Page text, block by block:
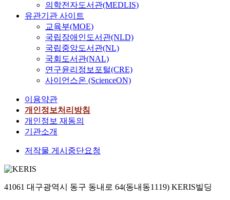
의학전자도서관(MEDLIS)
유관기관 사이트
교육부(MOE)
국립장애인도서관(NLD)
국립중앙도서관(NL)
국회도서관(NAL)
연구윤리정보포털(CRE)
사이언스온 (ScienceON)
이용약관
개인정보처리방침
개인정보 재동의
기관소개
저작물 게시중단요청
41061 대구광역시 동구 동내로 64(동내동1119) KERIS빌딩